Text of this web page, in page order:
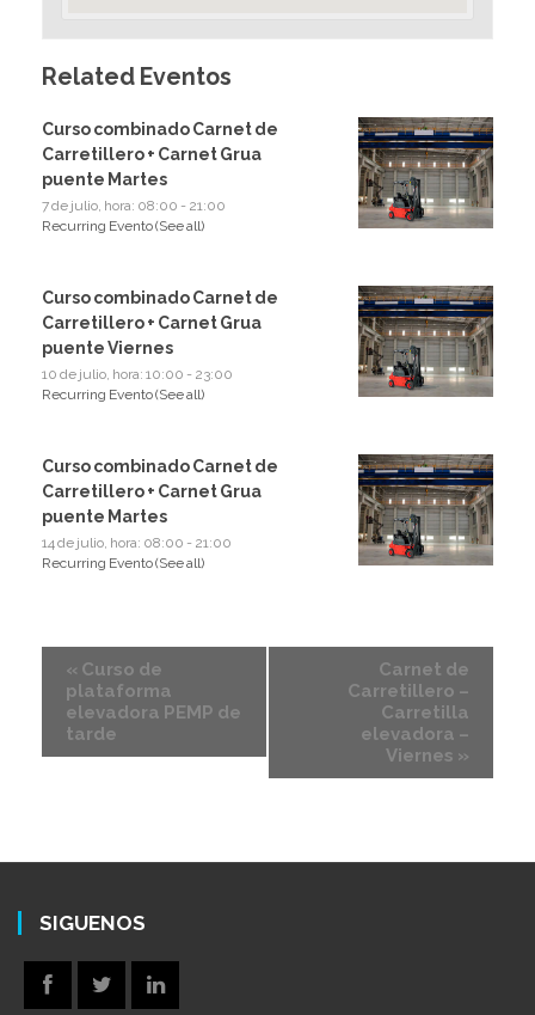
Related Eventos
Curso combinado Carnet de
Carretillero + Carnet Grua
puente Martes
7 de julio, hora: 08:00 - 21:00
Recurring Evento(See all)
Curso combinado Carnet de
Carretillero + Carnet Grua
puente Viernes
10 de julio, hora: 10:00 - 23:00
Recurring Evento(See all)
Curso combinado Carnet de
Carretillero + Carnet Grua
puente Martes
14 de julio, hora: 08:00 - 21:00
Recurring Evento(See all)
« Curso de
plataforma
elevadora PEMP de
tarde
Carnet de
Carretillero –
Carretilla
elevadora –
Viernes »
SIGUENOS